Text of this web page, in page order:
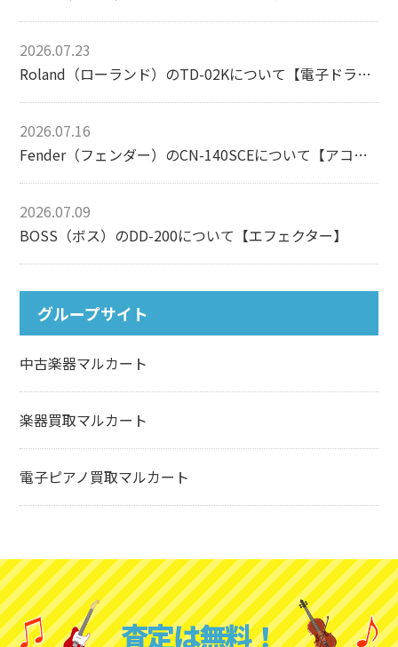
2026.07.23
Roland（ローランド）のTD-02Kについて【電子ドラム】
2026.07.16
Fender（フェンダー）のCN-140SCEについて【アコースティックギター】
2026.07.09
BOSS（ボス）のDD-200について【エフェクター】
グループサイト
中古楽器マルカート
楽器買取マルカート
電子ピアノ買取マルカート
査定は無料！